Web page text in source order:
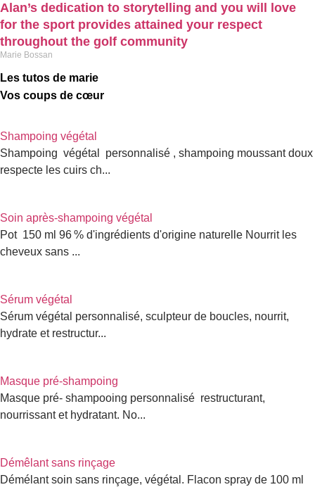
Alan’s dedication to storytelling and you will love
for the sport provides attained your respect
throughout the golf community
Marie Bossan
Les tutos de marie
Vos coups de cœur
Shampoing végétal
Shampoing végétal personnalisé , shampoing moussant doux
respecte les cuirs ch...
Soin après-shampoing végétal
Pot 150 ml 96 % d'ingrédients d'origine naturelle Nourrit les
cheveux sans ...
Sérum végétal
Sérum végétal personnalisé, sculpteur de boucles, nourrit,
hydrate et restructur...
Masque pré-shampoing
Masque pré- shampooing personnalisé restructurant,
nourrissant et hydratant. No...
Démêlant sans rinçage
Démélant soin sans rinçage, végétal. Flacon spray de 100 ml